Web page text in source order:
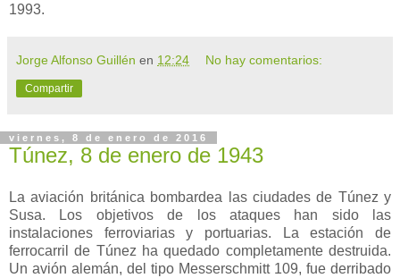
1993.
Jorge Alfonso Guillén en 12:24 No hay comentarios:
Compartir
viernes, 8 de enero de 2016
Túnez, 8 de enero de 1943
La aviación británica bombardea las ciudades de Túnez y
Susa. Los objetivos de los ataques han sido las
instalaciones ferroviarias y portuarias. La estación de
ferrocarril de Túnez ha quedado completamente destruida.
Un avión alemán, del tipo Messerschmitt 109, fue derribado